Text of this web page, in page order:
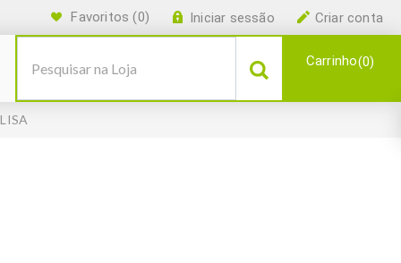
Criar conta
Iniciar sessão
Favoritos (0)
Carrinho 0